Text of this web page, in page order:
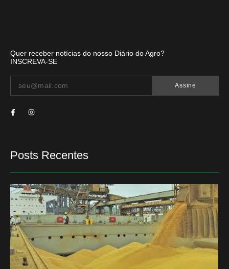
Quer receber notícias do nosso Diário do Agro?
INSCREVA-SE
Assine
Posts Recentes